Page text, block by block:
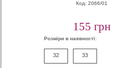
Код: 2066/01
155 грн
Розміри в наявності:
32 33